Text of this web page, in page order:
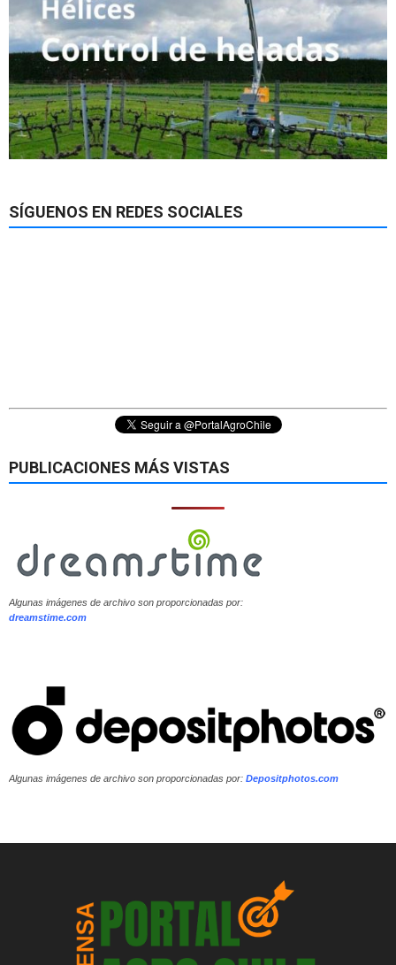
SÍGUENOS EN REDES SOCIALES
PUBLICACIONES MÁS VISTAS
Algunas imágenes de archivo son proporcionadas por:
dreamstime.com
Algunas imágenes de archivo son proporcionadas por: Depositphotos.com